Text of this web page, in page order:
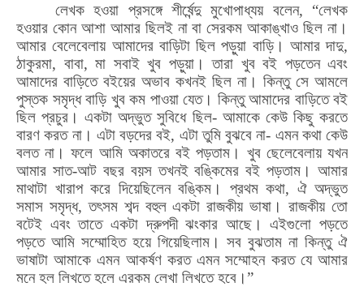
লেখক হওয়া প্রসঙ্গে শীর্ষেন্দু মুখোপাধ্যয় বলেন, “লেখক
হওয়ার কোন আশা আমার ছিলই না বা সেরকম আকাঙ্খাও ছিল না।
আমার বেলেবেলায় আমাদের বাড়িটা ছিল পড়ুয়া বাড়ি। আমার দাদু,
ঠাকুরমা, বাবা, মা সবাই খুব পড়ুয়া। তারা খুব বই পড়তেন এবং
আমাদের বাড়িতে বইয়ের অভাব কখনই ছিল না। কিন্তু সে আমলে
পুস্তক সমৃদ্ধ বাড়ি খুব কম পাওয়া যেত। কিন্তু আমাদের বাড়িতে বই
ছিল প্রচুর। একটা অদ্ভুত সুবিধে ছিল- আমাকে কেউ কিছু করতে
বারণ করত না। এটা বড়দের বই, এটা তুমি বুঝবে না- এমন কথা কেউ
বলত না। ফলে আমি অকাতরে বই পড়তাম। খুব ছেলেবেলায় যখন
আমার সাত-আট বছর বয়স তখনই বঙ্কিমের বই পড়তাম। আমার
মাথাটা খারাপ করে দিয়েছিলেন বঙ্কিম। প্রথম কথা, ঐ অদ্ভুত
সমাস সমৃদ্ধ, তৎসম শব্দ বহুল একটা রাজকীয় ভাষা। রাজকীয় তো
বটেই এবং তাতে একটা দ্রুপদী ঝংকার আছে। এইগুলো পড়তে
পড়তে আমি সম্মোহিত হয়ে গিয়েছিলাম। সব বুঝতাম না কিন্তু ঐ
ভাষাটা আমাকে এমন আকর্ষণ করত এমন সম্মোহন করত যে আমার
মনে হল লিখতে হলে এরকম লেখা লিখতে হবে।”